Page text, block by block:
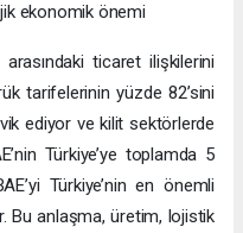
ekonomik önemi
ticaret ilişkilerini
tarifelerinin yüzde 82’sini
ediyor ve kilit sektörlerde
Türkiye’ye toplamda 5
Türkiye’nin en önemli
Bu anlaşma, üretim, lojistik